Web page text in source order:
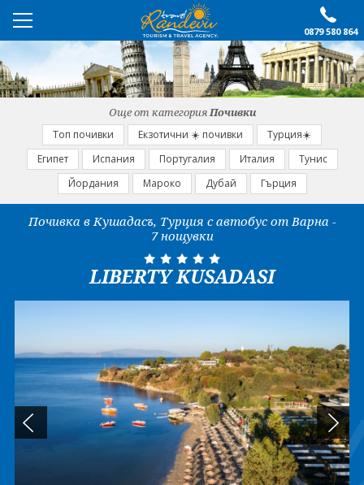
0879 580 864
ПРЕПОРЪЧАНО
ЕКСКУРЗИИ
ПОЧИВКИ
За нас
Форма за запитване
Условия за записване
Документи
Още от категорияПочивки
Топ почивки Екзотични ☀️ почивки
Турция☀️
Египет
Испания Португалия Италия
Тунис
Йордания
Мароко Дубай Гърция
Почивка в Кушадасъ, Турция с автобус от Варна -
7 нощувки
LIBERTY KUSADASI